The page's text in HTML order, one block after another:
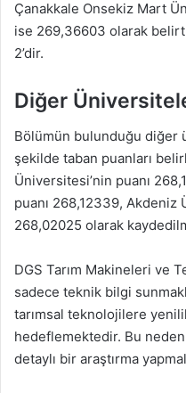
Çanakkale Onsekiz Mart
ise 269,36603 olarak
2’dir.
Diğer
Bölümün bulunduğu
şekilde taban puanları
Üniversitesi’nin puanı
puanı 268,12339, Akdeniz
268,02025 olarak
DGS Tarım Makineleri ve
sadece teknik bilgi
tarımsal teknolojilere
hedeflemektedir. Bu
detaylı bir araştırma